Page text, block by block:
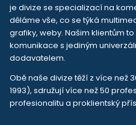
je divize se specializací na
děláme vše, co se týká
grafiky, weby. Našim klientům
komunikace s jediným
dodavatelem.
Obě naše divize těží z více než
1993), sdružují více než 50
profesionalitu a proklientský